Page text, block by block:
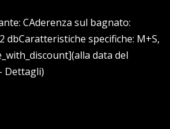
CAderenza sul bagnato:
dbCaratteristiche specifiche: M+S,
data del
Dettagli)